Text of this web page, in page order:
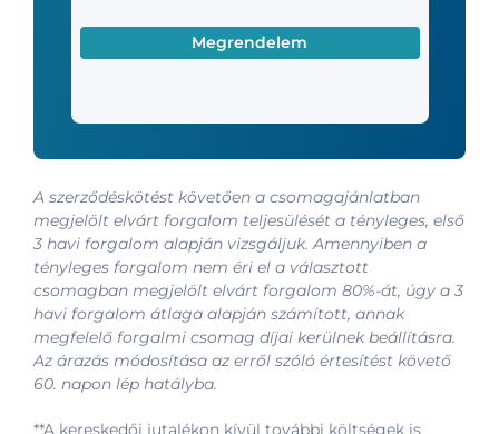
A szerződéskötést követően a csomagajánlatban
megjelölt elvárt forgalom teljesülését a tényleges, első
3 havi forgalom alapján vizsgáljuk. Amennyiben a
tényleges forgalom nem éri el a választott
csomagban megjelölt elvárt forgalom 80%-át, úgy a 3
havi forgalom átlaga alapján számított, annak
megfelelő forgalmi csomag díjai kerülnek beállításra.
Az árazás módosítása az erről szóló értesítést követő
60. napon lép hatályba.
**A kereskedői jutalékon kívül további költségek is